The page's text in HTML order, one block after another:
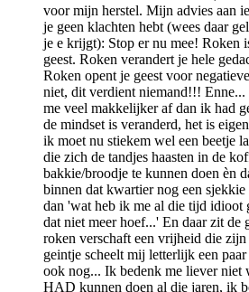
voor mijn herstel. Mijn advies aan
je geen klachten hebt (wees daar
je e krijgt): Stop er nu mee! Roken
geest. Roken verandert je hele
Roken opent je geest voor
niet, dit verdient niemand!!! Enne...
me veel makkelijker af dan ik had
de mindset is veranderd, het is
ik moet nu stiekem wel een beetje
die zich de tandjes haasten in de
bakkie/broodje te kunnen doen èn
binnen dat kwartier nog een
dan 'wat heb ik me al die tijd idioot
dat niet meer hoef...' En daar zit de
roken verschaft een vrijheid die
geintje scheelt mij letterlijk een
ook nog... Ik bedenk me liever niet
HAD kunnen doen al die jaren, ik